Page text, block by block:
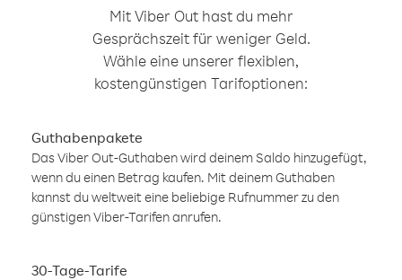
Mit Viber Out hast du mehr
Gesprächszeit für weniger Geld.
Wähle eine unserer flexiblen,
kostengünstigen Tarifoptionen:
Guthabenpakete
Das Viber Out-Guthaben wird deinem Saldo hinzugefügt,
wenn du einen Betrag kaufen. Mit deinem Guthaben
kannst du weltweit eine beliebige Rufnummer zu den
günstigen Viber-Tarifen anrufen.
30-Tage-Tarife